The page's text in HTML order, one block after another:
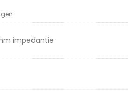
impedantie